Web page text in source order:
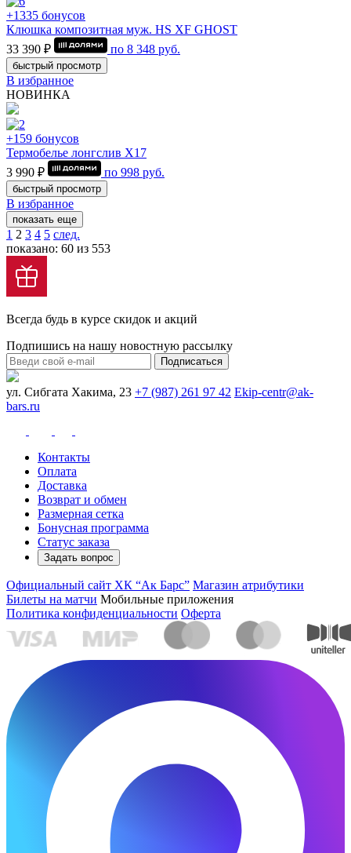
+1335 бонусов
Клюшка композитная муж. HS XF GHOST
33 390 ₽
по 8 348 руб.
быстрый просмотр
В избранное
НОВИНКА
+159 бонусов
Термобелье лонгслив Х17
3 990 ₽
по 998 руб.
быстрый просмотр
В избранное
показать еще
1 2 3 4 5 след.
показано: 60 из 553
Всегда будь в курсе скидок и акций
Подпишись на нашу новостную рассылку
Подписаться
ул. Сибгата Хакима, 23 +7 (987) 261 97 42 Ekip-centr@ak-
bars.ru
Контакты
Оплата
Доставка
Возврат и обмен
Размерная сетка
Бонусная программа
Статус заказа
Задать вопрос
Официальный сайт ХК “Ак Барс” Магазин атрибутики
Билеты на матчи Мобильные приложения
Политика конфиденциальности Оферта